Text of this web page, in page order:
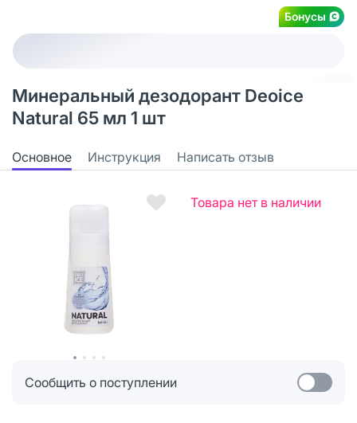
Бонусы
Минеральный дезодорант Deoice
Natural 65 мл 1 шт
Основное Инструкция Написать отзыв
Товара нет в наличии
Сообщить о поступлении